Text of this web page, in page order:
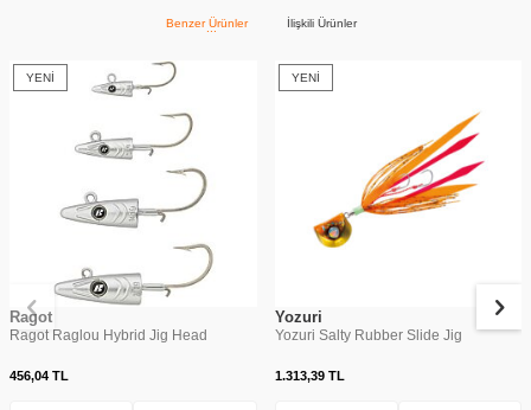
Benzer Ürünler İlişkili Ürünler
YENI
Ragot
Ragot Raglou Hybrid Jig Head
456,04 TL
YENI
Yozuri
Yozuri Salty Rubber Slide Jig
1.313,39TL